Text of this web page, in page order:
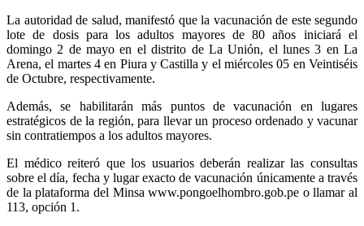
La autoridad de salud, manifestó que la vacunación de este segundo
lote de dosis para los adultos mayores de 80 años iniciará el
domingo 2 de mayo en el distrito de La Unión, el lunes 3 en La
Arena, el martes 4 en Piura y Castilla y el miércoles 05 en Veintiséis
de Octubre, respectivamente.
Además, se habilitarán más puntos de vacunación en lugares
estratégicos de la región, para llevar un proceso ordenado y vacunar
sin contratiempos a los adultos mayores.
El médico reiteró que los usuarios deberán realizar las consultas
sobre el día, fecha y lugar exacto de vacunación únicamente a través
de la plataforma del Minsa www.pongoelhombro.gob.pe o llamar al
113, opción 1.